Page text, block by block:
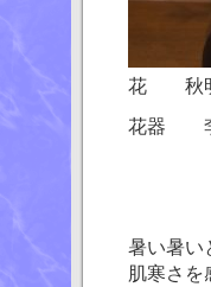
花 秋明
花器 李
暑い暑い
肌寒さを